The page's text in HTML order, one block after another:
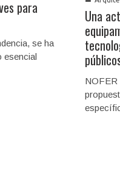
para
se ha
esencial
Una
NOFER